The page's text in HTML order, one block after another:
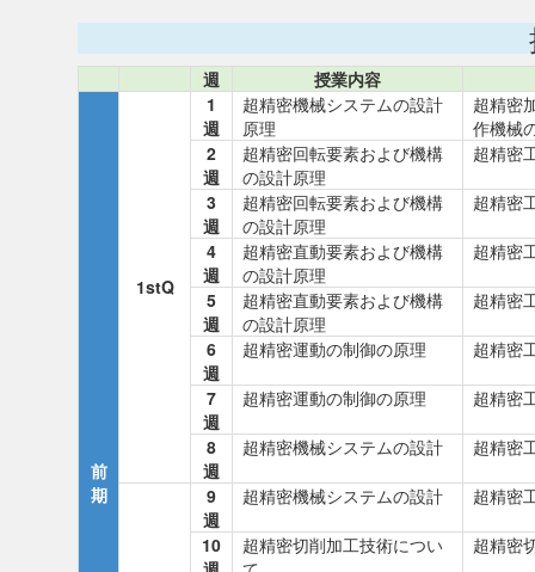
週 授業内容
前
期
1stQ
1
週
超精密機械システムの設計
原理
超精密
作機械
2
週
超精密回転要素および機構
の設計原理
超精密
3
週
超精密回転要素および機構
の設計原理
超精密
4
週
超精密直動要素および機構
の設計原理
超精密
5
週
超精密直動要素および機構
の設計原理
超精密
6
週
超精密運動の制御の原理 超精密
7
週
超精密運動の制御の原理 超精密
8
週
超精密機械システムの設計 超精密
9
週
超精密機械システムの設計 超精密
10
超精密切削加工技術につい
超精密